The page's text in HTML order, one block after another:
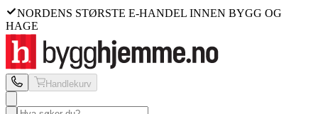
NORDENS STØRSTE E-HANDEL INNEN BYGG OG
HAGE
Handlekurv